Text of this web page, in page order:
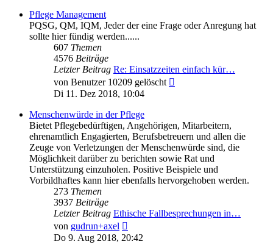
Pflege Management
PQSG, QM, IQM, Jeder der eine Frage oder Anregung hat
sollte hier fündig werden......
607 Themen
4576 Beiträge
Letzter Beitrag Re: Einsatzzeiten einfach kür…
von Benutzer 10209 gelöscht
Di 11. Dez 2018, 10:04
Menschenwürde in der Pflege
Bietet Pflegebedürftigen, Angehörigen, Mitarbeitern,
ehrenamtlich Engagierten, Berufsbetreuern und allen die
Zeuge von Verletzungen der Menschenwürde sind, die
Möglichkeit darüber zu berichten sowie Rat und
Unterstützung einzuholen. Positive Beispiele und
Vorbildhaftes kann hier ebenfalls hervorgehoben werden.
273 Themen
3937 Beiträge
Letzter Beitrag Ethische Fallbesprechungen in…
von gudrun+axel
Beitrag
Do 9. Aug 2018, 20:42